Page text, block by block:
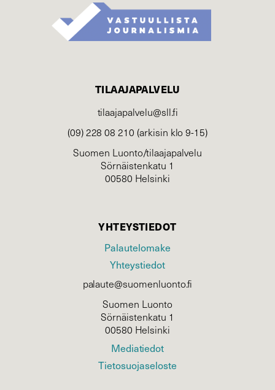
TILAAJAPALVELU
tilaajapalvelu@sll.fi
(09) 228 08 210 (arkisin klo 9-15)
Suomen Luonto/tilaajapalvelu
Sörnäistenkatu 1
00580 Helsinki
YHTEYSTIEDOT
Palautelomake
Yhteystiedot
palaute@suomenluonto.fi
Suomen Luonto
Sörnäistenkatu 1
00580 Helsinki
Mediatiedot
Tietosuojaseloste